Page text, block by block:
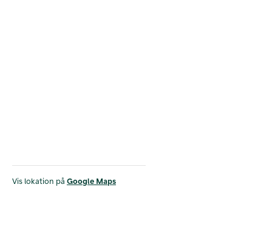
Vis lokation på Google Maps